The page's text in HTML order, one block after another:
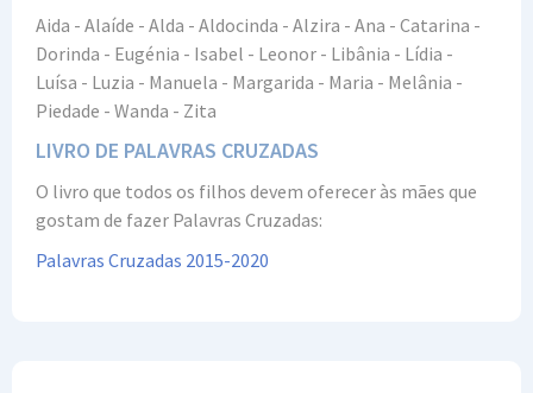
Aida - Alaíde - Alda - Aldocinda - Alzira - Ana - Catarina -
Dorinda - Eugénia - Isabel - Leonor - Libânia - Lídia -
Luísa - Luzia - Manuela - Margarida - Maria - Melânia -
Piedade - Wanda - Zita
LIVRO DE PALAVRAS CRUZADAS
O livro que todos os filhos devem oferecer às mães que
gostam de fazer Palavras Cruzadas:
Palavras Cruzadas 2015-2020